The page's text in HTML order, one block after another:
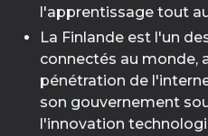
l'apprentissage tout
La Finlande est l'un
connectés au monde,
pénétration de
son gouvernement
l'innovation